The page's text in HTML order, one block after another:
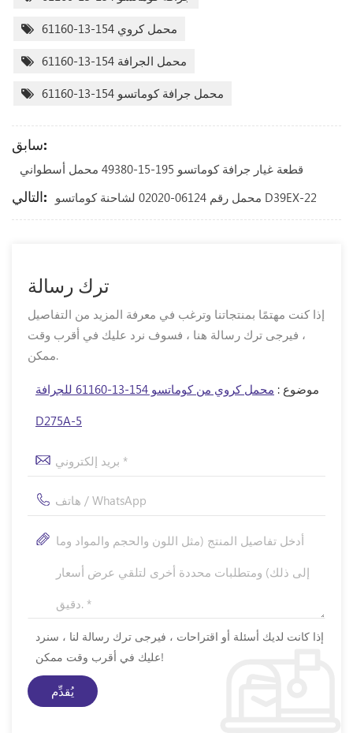
محمل كروي 154-13-61160
محمل الجرافة 154-13-61160
محمل جرافة كوماتسو 154-13-61160
سابق:
قطعة غيار جرافة كوماتسو 195-15-49380 محمل أسطواني
التالي: محمل رقم 06124-02020 لشاحنة كوماتسو D39EX-22
ترك رسالة
إذا كنت مهتمًا بمنتجاتنا وترغب في معرفة المزيد من التفاصيل
، فيرجى ترك رسالة هنا ، فسوف نرد عليك في أقرب وقت
ممكن.
موضوع :
محمل كروي من كوماتسو 154-13-61160 للجرافة
D275A-5
إذا كانت لديك أسئلة أو اقتراحات ، فيرجى ترك رسالة لنا ، سنرد
عليك في أقرب وقت ممكن!